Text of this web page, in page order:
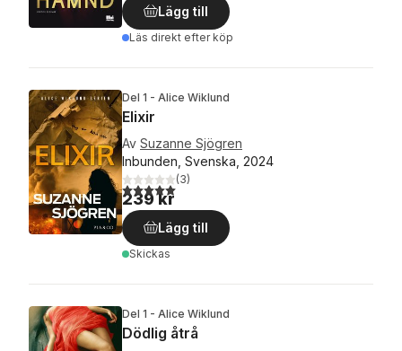
Lägg till
Läs direkt efter köp
Del 1 - Alice Wiklund
Elixir
Av Suzanne Sjögren
Inbunden, Svenska, 2024
5,0utav 5 stjärnor. Totalt antal röster:
(3)
239 kr
Lägg till
Skickas
Del 1 - Alice Wiklund
Dödlig åtrå